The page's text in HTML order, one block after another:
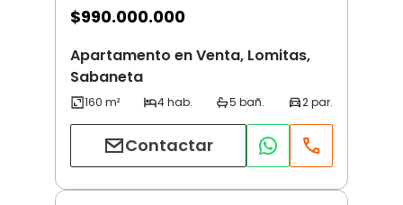
$990.000.000
Apartamento en Venta, Lomitas,
Sabaneta
Contactar